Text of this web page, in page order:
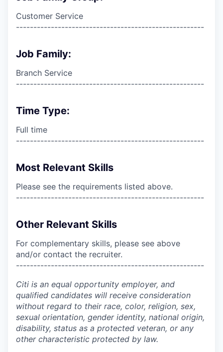
Customer Service
------------------------------------------------------
Job Family:
Branch Service
------------------------------------------------------
Time Type:
Full time
------------------------------------------------------
Most Relevant Skills
Please see the requirements listed above.
------------------------------------------------------
Other Relevant Skills
For complementary skills, please see above
and/or contact the recruiter.
------------------------------------------------------
Citi is an equal opportunity employer, and
qualified candidates will receive consideration
without regard to their race, color, religion, sex,
sexual orientation, gender identity, national origin,
disability, status as a protected veteran, or any
other characteristic protected by law.